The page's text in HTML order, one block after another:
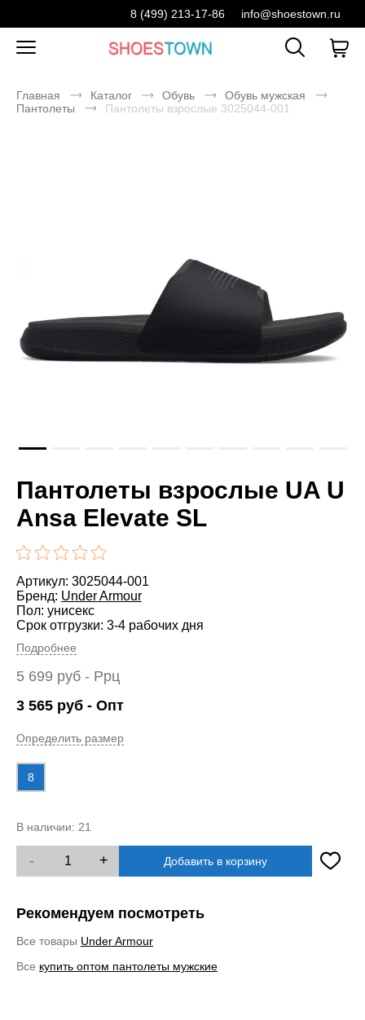
8 (499) 213-17-86 info@shoestown.ru
Главная Каталог Обувь
Обувь мужская
Пантолеты
Пантолеты взрослые 3025044-001
Пантолеты взрослые UA U
Ansa Elevate SL
Артикул: 3025044-001
Бренд: Under Armour
Пол: унисекс
Срок отгрузки: 3-4 рабочих дня
Подробнее
5 699 руб - Ррц
3 565 руб - Опт
Определить размер
8
В наличии: 21
- + Добавить в корзину
Рекомендуем посмотреть
Все товары Under Armour
Все купить оптом пантолеты мужские